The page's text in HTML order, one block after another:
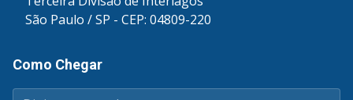
São Paulo / SP - CEP: 04809-220
Como Chegar